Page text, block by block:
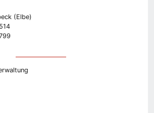
(Elbe)